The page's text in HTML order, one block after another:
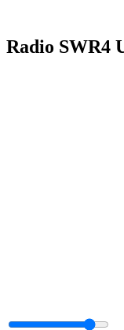
Radio SWR4